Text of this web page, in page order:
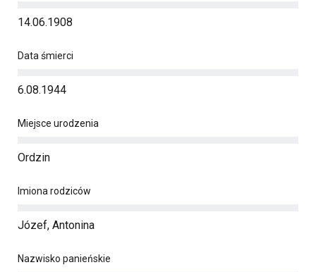
14.06.1908
Data śmierci
6.08.1944
Miejsce urodzenia
Ordzin
Imiona rodziców
Józef, Antonina
Nazwisko panieńskie